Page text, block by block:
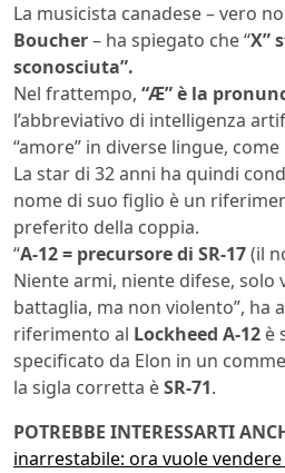
La musicista canadese – vero
Boucher– ha spiegato che “X”
sconosciuta”.
Nel frattempo, “Æ” è la
l’abbreviativo di intelligenza
“amore” in diverse lingue,
La star di 32 anni ha quindi
nome di suo figlio è un
preferito della coppia.
“A-12 = precursore di SR-17(il
Niente armi, niente difese, solo
battaglia, ma non violento”, ha
riferimento al Lockheed A-12 è
specificato da Elon in un
la sigla corretta èSR-71.
POTREBBE INTERESSARTI
inarrestabile: ora vuole